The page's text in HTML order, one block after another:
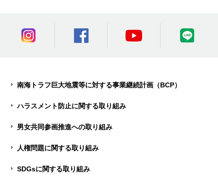
南海トラフ巨大地震等に対する事業継続計画（BCP）
ハラスメント防止に関する取り組み
男女共同参画推進への取り組み
人権問題に関する取り組み
SDGsに関する取り組み